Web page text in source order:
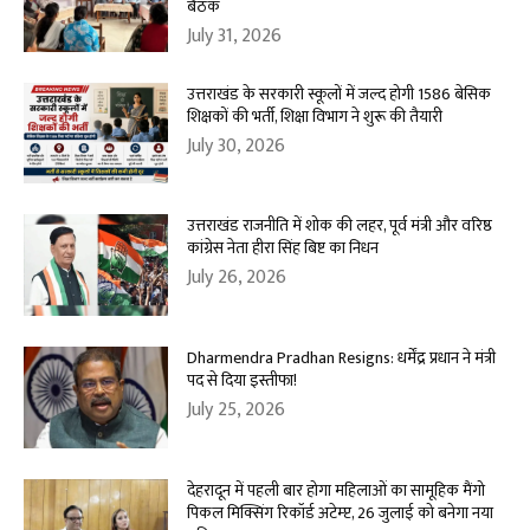
बैठक
July 31, 2026
उत्तराखंड के सरकारी स्कूलों में जल्द होगी 1586 बेसिक
शिक्षकों की भर्ती, शिक्षा विभाग ने शुरू की तैयारी
July 30, 2026
उत्तराखंड राजनीति में शोक की लहर, पूर्व मंत्री और वरिष्ठ
कांग्रेस नेता हीरा सिंह बिष्ट का निधन
July 26, 2026
Dharmendra Pradhan Resigns: धर्मेंद्र प्रधान ने मंत्री
पद से दिया इस्तीफा!
July 25, 2026
देहरादून में पहली बार होगा महिलाओं का सामूहिक मैंगो
पिकल मिक्सिंग रिकॉर्ड अटेम्प्ट, 26 जुलाई को बनेगा नया